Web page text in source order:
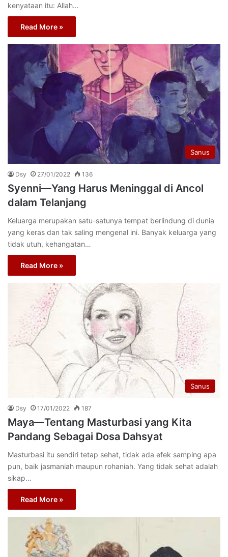
kenyataan itu: Allah…
Read More »
Sanus
Dsy 27/01/2022 136
Syenni—Yang Harus Meninggal di Ancol
dalam Telanjang
Keluarga merupakan satu-satunya tempat berlindung di dunia
yang keras dan tak saling mengenal ini. Banyak keluarga yang
tidak utuh, kehangatan…
Read More »
Sanus
Dsy 17/01/2022 187
Maya—Tentang Masturbasi yang Kita
Pandang Sebagai Dosa Dahsyat
Masturbasi itu sendiri tetap sehat, tidak ada efek samping apa
pun, baik jasmaniah maupun rohaniah. Yang tidak sehat adalah
sikap…
Read More »